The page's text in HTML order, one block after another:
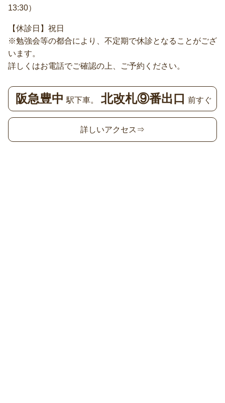
13:30）
【休診日】祝日
※勉強会等の都合により、不定期で休診となることがござ
います。
詳しくはお電話でご確認の上、ご予約ください。
阪急豊中 駅下車。 北改札⑨番出口 前すぐ
詳しいアクセス⇒